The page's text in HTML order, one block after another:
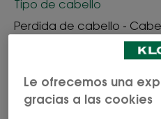
Tipo de cabello
Perdida de cabello -
Caída de cabello -
Le ofrecemos una
gracias a las cookies